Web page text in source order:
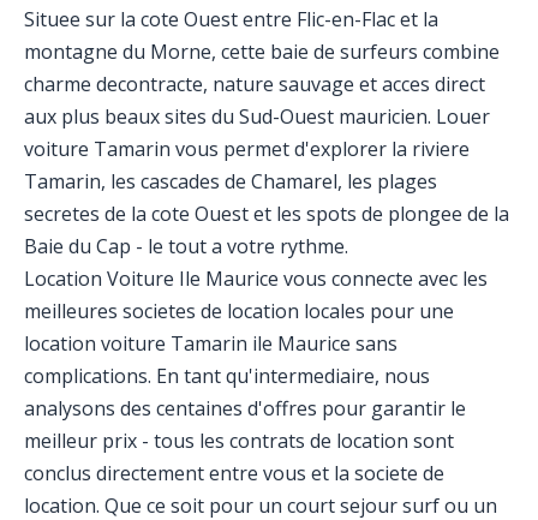
Situee sur la cote Ouest entre Flic-en-Flac et la
montagne du Morne, cette baie de surfeurs combine
charme decontracte, nature sauvage et acces direct
aux plus beaux sites du Sud-Ouest mauricien. Louer
voiture Tamarin vous permet d'explorer la riviere
Tamarin, les cascades de Chamarel, les plages
secretes de la cote Ouest et les spots de plongee de la
Baie du Cap - le tout a votre rythme.
Location Voiture Ile Maurice vous connecte avec les
meilleures societes de location locales pour une
location voiture Tamarin ile Maurice sans
complications. En tant qu'intermediaire, nous
analysons des centaines d'offres pour garantir le
meilleur prix - tous les contrats de location sont
conclus directement entre vous et la societe de
location. Que ce soit pour un court sejour surf ou un